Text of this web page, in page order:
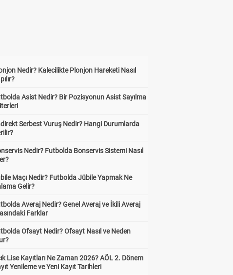
Nedir? Kalecilikte Plonjon Hareketi Nasıl
Asist Nedir? Bir Pozisyonun Asist Sayılma
Serbest Vuruş Nedir? Hangi Durumlarda
Nedir? Futbolda Bonservis Sistemi Nasıl
Maçı Nedir? Futbolda Jübile Yapmak Ne
Gelir?
Averaj Nedir? Genel Averaj ve İkili Averaj
Farklar
Ofsayt Nedir? Ofsayt Nasıl ve Neden
Lise Kayıtları Ne Zaman 2026? AÖL 2. Dönem
Yenileme ve Yeni Kayıt Tarihleri